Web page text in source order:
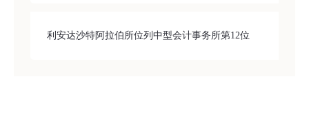
利安达沙特阿拉伯所位列中型会计事务所第12位